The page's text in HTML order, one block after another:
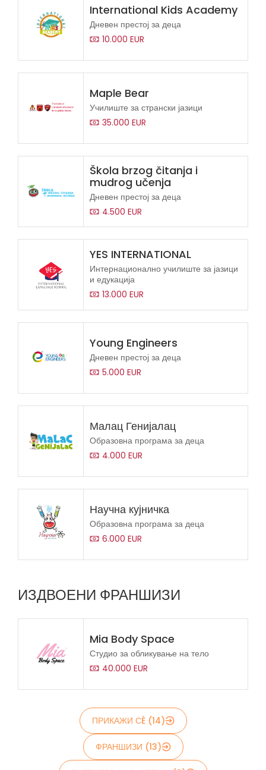
International Kids Academy
Дневен престој за деца
10.000 EUR
Maple Bear
Училиште за странски јазици
35.000 EUR
Škola brzog čitanja i
mudrog učenja
Дневен престој за деца
4.500 EUR
YES INTERNATIONAL
Интернационално училиште за јазици
и едукација
13.000 EUR
Young Engineers
Дневен престој за деца
5.000 EUR
Малац Генијалац
Образовна програма за деца
4.000 EUR
Научна кујничка
Образовна програма за деца
6.000 EUR
ИЗДВОЕНИ ФРАНШИЗИ
Mia Body Space
Студио за обликување на тело
40.000 EUR
ПРИКАЖИ СÈ (14)
ФРАНШИЗИ (13)